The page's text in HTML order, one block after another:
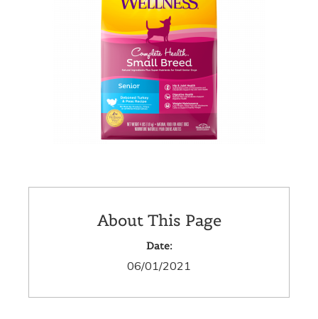
About This Page
Date:
06/01/2021